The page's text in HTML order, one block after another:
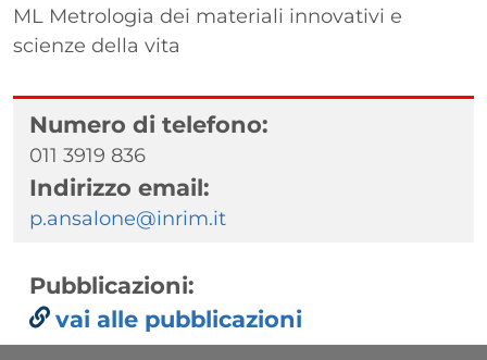
ML Metrologia dei materiali innovativi e
scienze della vita
Numero di telefono:
011 3919 836
Indirizzo email:
p.ansalone@inrim.it
Pubblicazioni:
vai alle pubblicazioni